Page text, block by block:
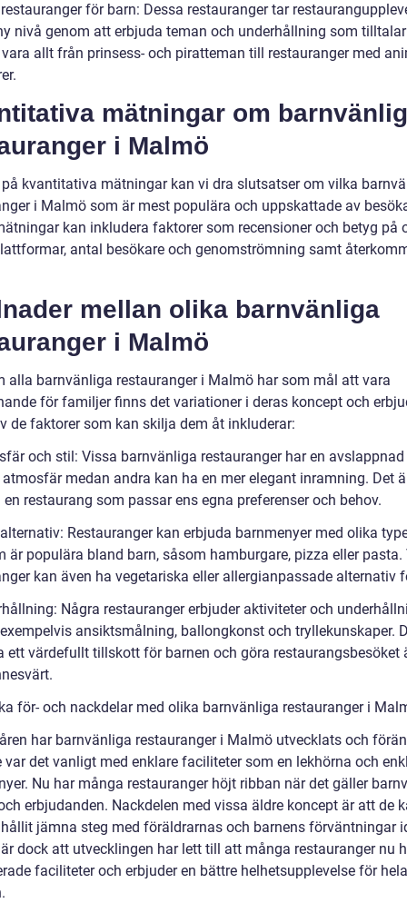
för barn: Dessa restauranger tar
nivå genom att erbjuda teman och underhållning som
allt från prinsess- och piratteman till restauranger med
mätningar om
i Malmö
kvantitativa mätningar kan vi dra slutsatser om vilka
i Malmö som är mest populära och uppskattade av
kan inkludera faktorer som recensioner och betyg på
antal besökare och genomströmning samt
mellan olika barnvänliga
i Malmö
alla barnvänliga restauranger i Malmö har som mål att vara
för familjer finns det variationer i deras koncept och
de faktorer som kan skilja dem åt inkluderar:
och stil: Vissa barnvänliga restauranger har en
medan andra kan ha en mer elegant inramning. Det
restaurang som passar ens egna preferenser och behov.
Restauranger kan erbjuda barnmenyer med olika
är populära bland barn, såsom hamburgare, pizza eller pasta.
kan även ha vegetariska eller allergianpassade alternativ
Några restauranger erbjuder aktiviteter och
ansiktsmålning, ballongkonst och tryllekunskaper.
ett värdefullt tillskott för barnen och göra restaurangsbesöket
för- och nackdelar med olika barnvänliga restauranger i
har barnvänliga restauranger i Malmö utvecklats och
var det vanligt med enklare faciliteter som en lekhörna och
Nu har många restauranger höjt ribban när det gäller
erbjudanden. Nackdelen med vissa äldre koncept är att de
jämna steg med föräldrarnas och barnens förväntningar
dock att utvecklingen har lett till att många restauranger nu
faciliteter och erbjuder en bättre helhetsupplevelse för hela